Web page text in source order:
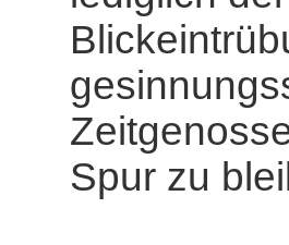
Spur zu